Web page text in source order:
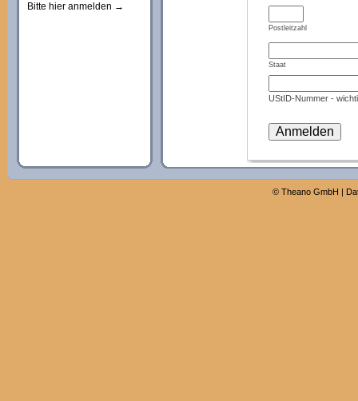
Postleitzahl
Staat
UStID-Nummer -
Bitte hier anmelden →
© Theano GmbH |